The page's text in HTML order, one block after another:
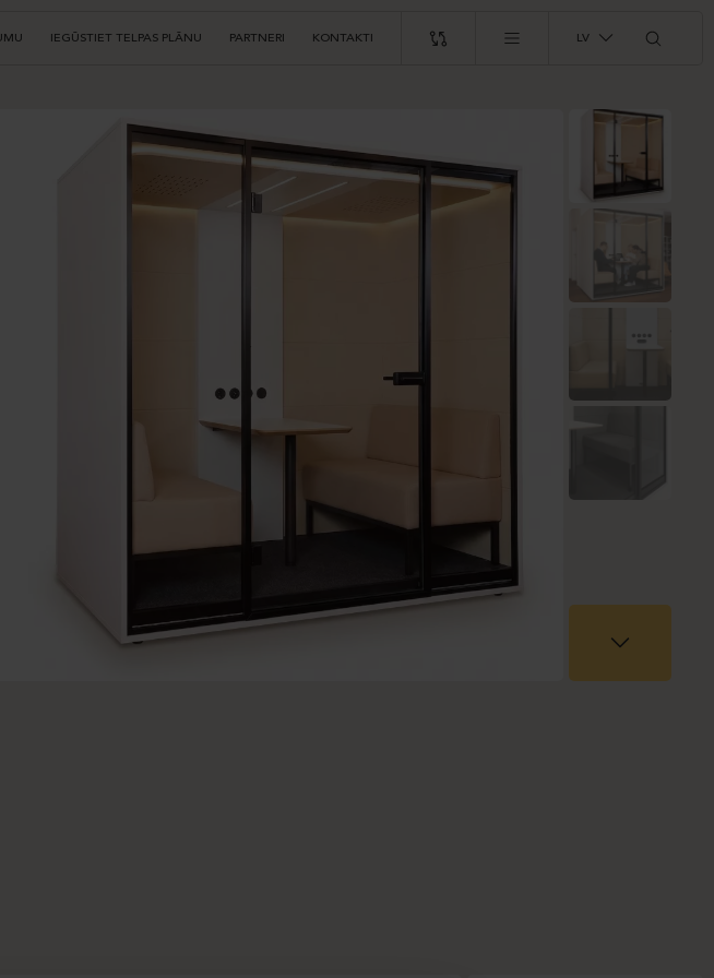
IEGŪSTIET TELPAS PLĀNU PARTNERI KONTAKTI LV